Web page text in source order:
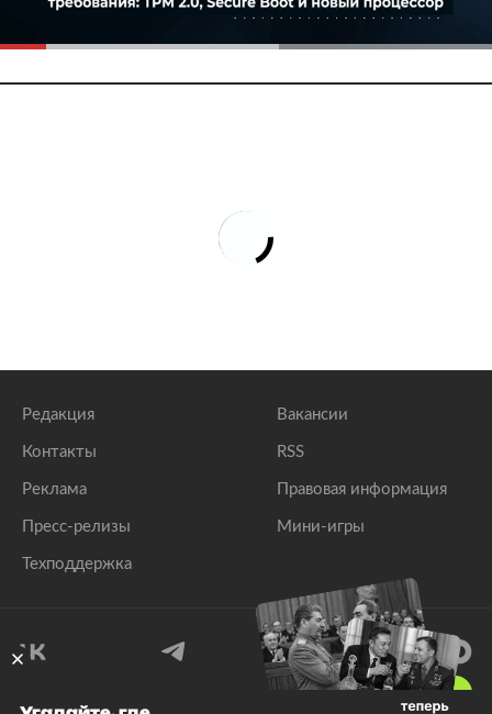
Редакция
Контакты
Реклама
Пресс-релизы
Техподдержка
Вакансии
RSS
Правовая информация
Мини-игры